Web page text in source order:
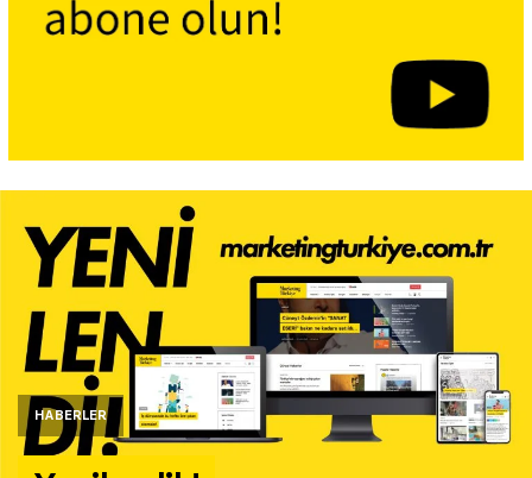
HABERLER
Araştırma